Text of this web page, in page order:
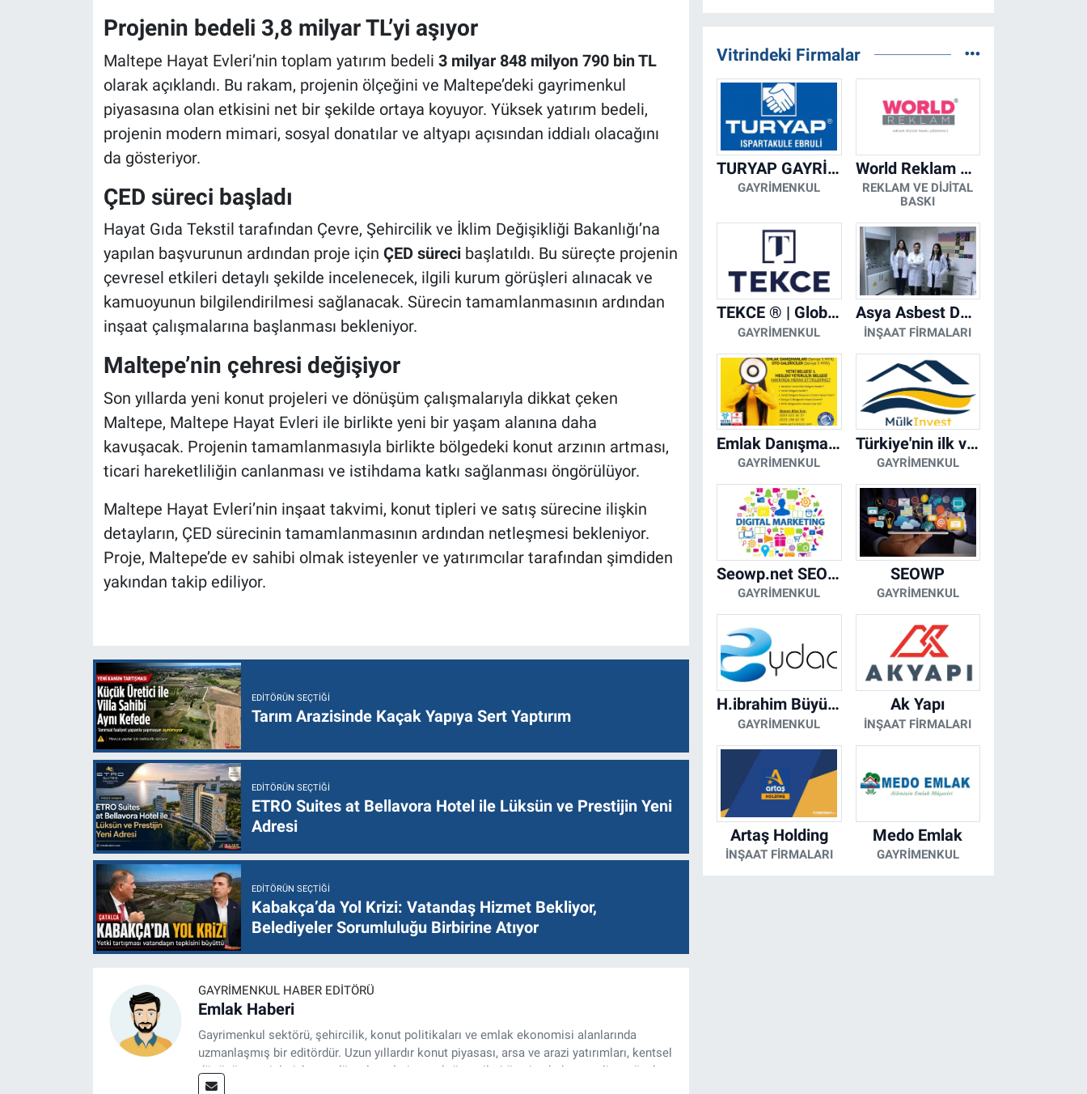
Projenin bedeli 3,8 milyar TL’yi aşıyor
Maltepe Hayat Evleri’nin toplam yatırım bedeli 3 milyar 848 milyon 790 bin TL
olarak açıklandı. Bu rakam, projenin ölçeğini ve Maltepe’deki gayrimenkul
piyasasına olan etkisini net bir şekilde ortaya koyuyor. Yüksek yatırım bedeli,
projenin modern mimari, sosyal donatılar ve altyapı açısından iddialı olacağını
da gösteriyor.
ÇED süreci başladı
Hayat Gıda Tekstil tarafından Çevre, Şehircilik ve İklim Değişikliği Bakanlığı’na
yapılan başvurunun ardından proje için ÇED sürecibaşlatıldı. Bu süreçte projenin
çevresel etkileri detaylı şekilde incelenecek, ilgili kurum görüşleri alınacak ve
kamuoyunun bilgilendirilmesi sağlanacak. Sürecin tamamlanmasının ardından
inşaat çalışmalarına başlanması bekleniyor.
Maltepe’nin çehresi değişiyor
Son yıllarda yeni konut projeleri ve dönüşüm çalışmalarıyla dikkat çeken
Maltepe, Maltepe Hayat Evleri ile birlikte yeni bir yaşam alanına daha
kavuşacak. Projenin tamamlanmasıyla birlikte bölgedeki konut arzının artması,
ticari hareketliliğin canlanması ve istihdama katkı sağlanması öngörülüyor.
Maltepe Hayat Evleri’nin inşaat takvimi, konut tipleri ve satış sürecine ilişkin
detayların, ÇED sürecinin tamamlanmasının ardından netleşmesi bekleniyor.
Proje, Maltepe’de ev sahibi olmak isteyenler ve yatırımcılar tarafından şimdiden
yakından takip ediliyor.
EDITÖRÜN SEÇTIĞI
Tarım Arazisinde Kaçak Yapıya Sert Yaptırım
EDITÖRÜN SEÇTIĞI
ETRO Suites at Bellavora Hotel ile Lüksün ve Prestijin Yeni
Adresi
EDITÖRÜN SEÇTIĞI
Kabakça’da Yol Krizi: Vatandaş Hizmet Bekliyor,
Belediyeler Sorumluluğu Birbirine Atıyor
GAYRIMENKUL HABER EDITÖRÜ
Emlak Haberi
Gayrimenkul sektörü, şehircilik, konut politikaları ve emlak ekonomisi alanlarında
uzmanlaşmış bir editördür. Uzun yıllardır konut piyasası, arsa ve arazi yatırımları, kentsel
dönüşüm projeleri, kamu düzenlemeleri ve sektör verileri üzerine haber, analiz ve özel
dosyalar hazırlamaktadır.
Vitrindeki Firmalar
TURYAP GAYRİMENKUL DANIŞMANLIK HİZMETLERİ
GAYRIMENKUL
World Reklam Copy Center
REKLAM VE DIJITAL
BASKI
TEKCE ® | Global Gayrimenkul Şirketi
GAYRIMENKUL
Asya Asbest Danışmanlık - Asbest Söküm ve Asbest Raporu
İNŞAAT FIRMALARI
Emlak Danışmanı Seviye 5 Mesleki Yeterlilik Belgesi
GAYRIMENKUL
Türkiye'nin ilk ve tek yapay zeka destekli arsa ilan platformu
GAYRIMENKUL
Seowp.net SEO Hizmetleri
GAYRIMENKUL
SEOWP
GAYRIMENKUL
H.ibrahim Büyükacar
GAYRIMENKUL
Ak Yapı
İNŞAAT FIRMALARI
Artaş Holding
İNŞAAT FIRMALARI
Medo Emlak
GAYRIMENKUL